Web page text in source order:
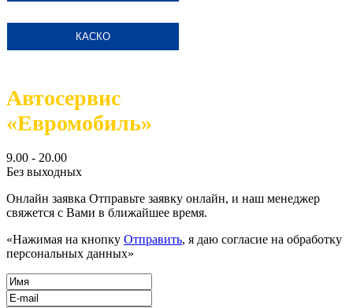
КАСКО
Автосервис
«Евромобиль»
9.00 - 20.00
Без выходных
Онлайн заявка Отправьте заявку онлайн, и наш менеджер
свяжется с Вами в ближайшее время.
«Нажимая на кнопку Отправить, я даю согласие на обработку
персональных данных»